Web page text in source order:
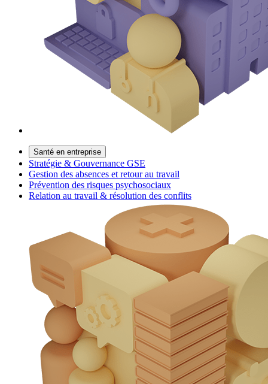
Santé en entreprise
Stratégie & Gouvernance GSE
Gestion des absences et retour au travail
Prévention des risques psychosociaux
Relation au travail & résolution des conflits